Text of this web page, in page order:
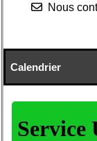
Nous
Calendrier